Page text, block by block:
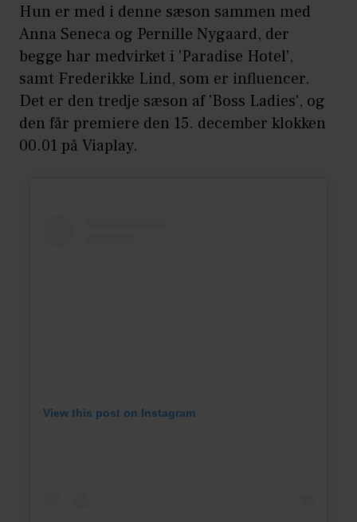
Hun er med i denne sæson sammen med
Anna Seneca og Pernille Nygaard, der
begge har medvirket i 'Paradise Hotel',
samt Frederikke Lind, som er influencer.
Det er den tredje sæson af 'Boss Ladies', og
den får premiere den 15. december klokken
00.01 på Viaplay.
View this post on Instagram